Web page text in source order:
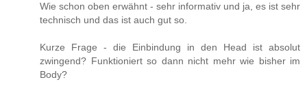
Wie schon oben erwähnt - sehr informativ und ja, es ist sehr
technisch und das ist auch gut so.
Kurze Frage - die Einbindung in den Head ist absolut
zwingend? Funktioniert so dann nicht mehr wie bisher im
Body?